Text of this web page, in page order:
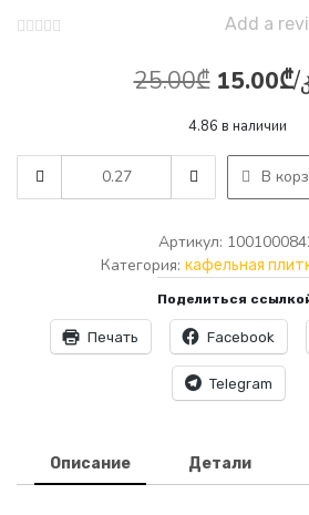
Add a
25.00₾
цена
25.00₾.
15.00₾/
4.86 в наличии
SAMANT
CREAM
LIGHT
1.35M
P5
quantity
В
Артикул:
Категория: кафельная
Поделиться
Печать Facebook
Telegram
Описание Детали